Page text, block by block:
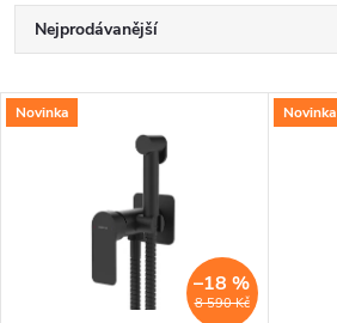
Ř
a
z
Nejprodávanější
Nejlevnější
Abecedně
V
Novinka
8 590 Kč
–18 %
Novinka